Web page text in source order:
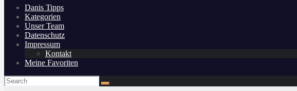
Danis Tipps
Kategorien
Unser Team
Datenschutz
Impressum
Kontakt
Meine Favoriten